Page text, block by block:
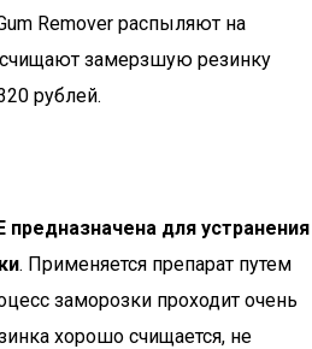
Remover распыляют на
замерзшую резинку
рублей.
предназначена для устранения
. Применяется препарат путем
заморозки проходит очень
хорошо счищается, не